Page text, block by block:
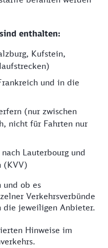
enthalten:
Kufstein,
und in die
(nur zwischen
nicht für Fahrten nur
Lauterbourg und
(KVV)
und ob es
Verkehrsverbünde
die jeweiligen Anbieter.
Hinweise im